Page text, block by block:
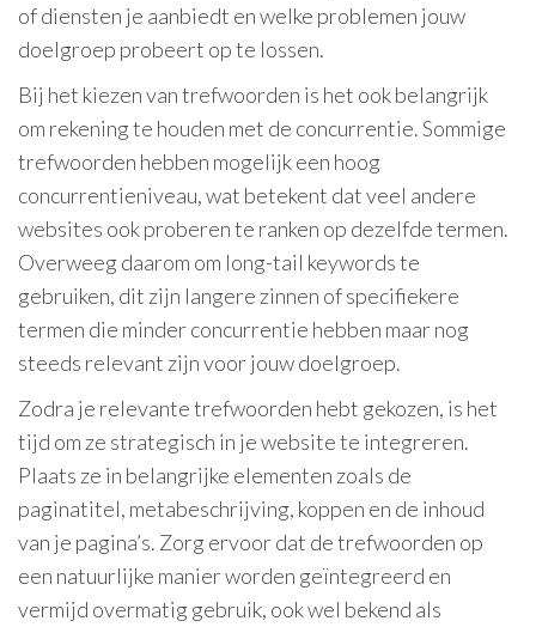
of diensten je aanbiedt en welke problemen jouw
doelgroep probeert op te lossen.
Bij het kiezen van trefwoorden is het ook belangrijk
om rekening te houden met de concurrentie. Sommige
trefwoorden hebben mogelijk een hoog
concurrentieniveau, wat betekent dat veel andere
websites ook proberen te ranken op dezelfde termen.
Overweeg daarom om long-tail keywords te
gebruiken, dit zijn langere zinnen of specifiekere
termen die minder concurrentie hebben maar nog
steeds relevant zijn voor jouw doelgroep.
Zodra je relevante trefwoorden hebt gekozen, is het
tijd om ze strategisch in je website te integreren.
Plaats ze in belangrijke elementen zoals de
paginatitel, metabeschrijving, koppen en de inhoud
van je pagina’s. Zorg ervoor dat de trefwoorden op
een natuurlijke manier worden geïntegreerd en
vermijd overmatig gebruik, ook wel bekend als